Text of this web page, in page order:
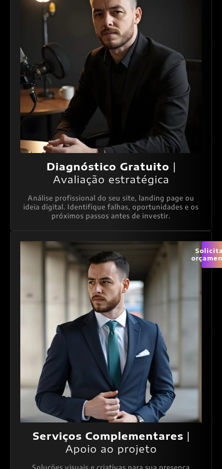
Diagnóstico Gratuito |
Avaliação estratégica
Análise profissional do seu site, landing page ou
ideia digital. Identifique falhas, oportunidades e os
próximos passos antes de investir.
Serviços Complementares |
Apoio ao projeto
Soluções visuais e criativas para sua presença